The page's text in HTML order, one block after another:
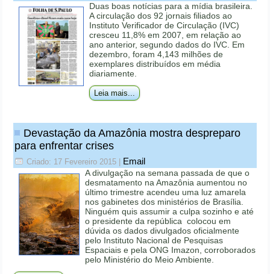
Duas boas notícias para a mídia brasileira.
A circulação dos 92 jornais filiados ao
Instituto Verificador de Circulação (IVC)
cresceu 11,8% em 2007, em relação ao
ano anterior, segundo dados do IVC. Em
dezembro, foram 4,143 milhões de
exemplares distribuídos em média
diariamente.
Leia mais...
Devastação da Amazônia mostra despreparo
para enfrentar crises
Criado: 17 Fevereiro 2015 Email
A divulgação na semana passada de que o
desmatamento na Amazônia aumentou no
último trimestre acendeu uma luz amarela
nos gabinetes dos ministérios de Brasília.
Ninguém quis assumir a culpa sozinho e até
o presidente da república colocou em
dúvida os dados divulgados oficialmente
pelo Instituto Nacional de Pesquisas
Espaciais e pela ONG Imazon, corroborados
pelo Ministério do Meio Ambiente.